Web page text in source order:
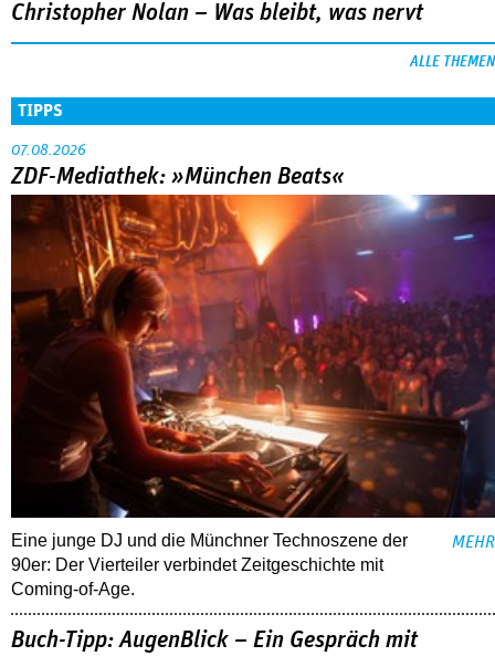
Christopher Nolan – Was bleibt, was nervt
ALLE THEMEN
TIPPS
07.08.2026
ZDF-Mediathek: »München Beats«
Eine junge DJ und die Münchner Technoszene der
90er: Der Vierteiler verbindet Zeitgeschichte mit
Coming-of-Age.
MEHR
Buch-Tipp: AugenBlick – Ein Gespräch mit